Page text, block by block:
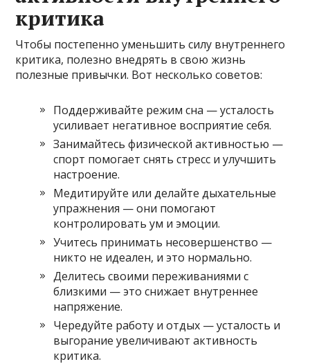
критика
Чтобы постепенно уменьшить силу внутреннего
критика, полезно внедрять в свою жизнь
полезные привычки. Вот несколько советов:
Поддерживайте режим сна — усталость
усиливает негативное восприятие себя.
Занимайтесь физической активностью —
спорт помогает снять стресс и улучшить
настроение.
Медитируйте или делайте дыхательные
упражнения — они помогают
контролировать ум и эмоции.
Учитесь принимать несовершенство —
никто не идеален, и это нормально.
Делитесь своими переживаниями с
близкими — это снижает внутреннее
напряжение.
Чередуйте работу и отдых — усталость и
выгорание увеличивают активность
критика.